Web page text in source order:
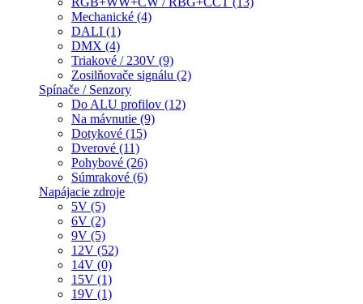
Mechanické (4)
DALI (1)
DMX (4)
Triakové / 230V (9)
Zosilňovače signálu (2)
Spínače / Senzory
Do ALU profilov (12)
Na mávnutie (9)
Dotykové (15)
Dverové (11)
Pohybové (26)
Súmrakové (6)
Napájacie zdroje
5V (5)
6V (2)
9V (5)
12V (52)
14V (0)
15V (1)
19V (1)